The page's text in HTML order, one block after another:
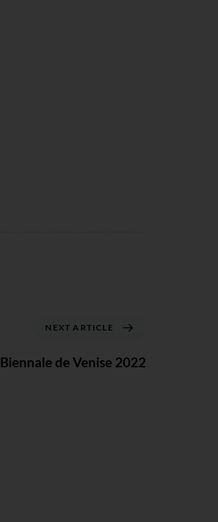
NEXT ARTICLE
Biennale de Venise 2022